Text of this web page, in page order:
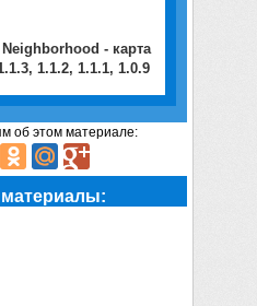
- карта
1.1.2, 1.1.1, 1.0.9
об этом материале: